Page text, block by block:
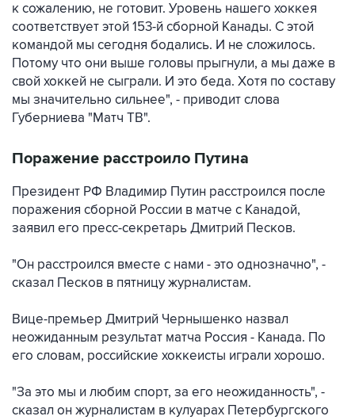
к сожалению, не готовит. Уровень нашего хоккея
соответствует этой 153-й сборной Канады. С этой
командой мы сегодня бодались. И не сложилось.
Потому что они выше головы прыгнули, а мы даже в
свой хоккей не сыграли. И это беда. Хотя по составу
мы значительно сильнее", - приводит слова
Губерниева "Матч ТВ".
Поражение расстроило Путина
Президент РФ Владимир Путин расстроился после
поражения сборной России в матче с Канадой,
заявил его пресс-секретарь Дмитрий Песков.
"Он расстроился вместе с нами - это однозначно", -
сказал Песков в пятницу журналистам.
Вице-премьер Дмитрий Чернышенко назвал
неожиданным результат матча Россия - Канада. По
его словам, российские хоккеисты играли хорошо.
"За это мы и любим спорт, за его неожиданность", -
сказал он журналистам в кулуарах Петербургского